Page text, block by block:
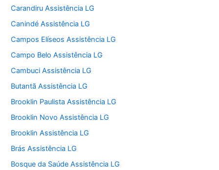
Carandiru Assistência LG
Canindé Assistência LG
Campos Elíseos Assistência LG
Campo Belo Assistência LG
Cambuci Assistência LG
Butantã Assistência LG
Brooklin Paulista Assistência LG
Brooklin Novo Assistência LG
Brooklin Assistência LG
Brás Assistência LG
Bosque da Saúde Assistência LG